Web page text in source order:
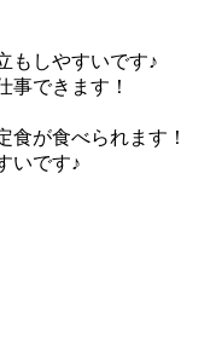
もしやすいです♪
できます！
が食べられます！
いです♪